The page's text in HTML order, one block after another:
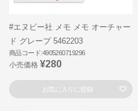
#エヌビー社 メモ メモ オーチャー
ド グレープ 5462203
商品コード:4905260719296
小売価格 ¥280
お気に入りに登録